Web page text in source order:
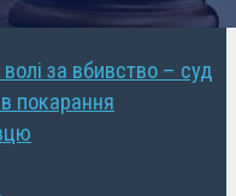
за вбивство – суд
покарання